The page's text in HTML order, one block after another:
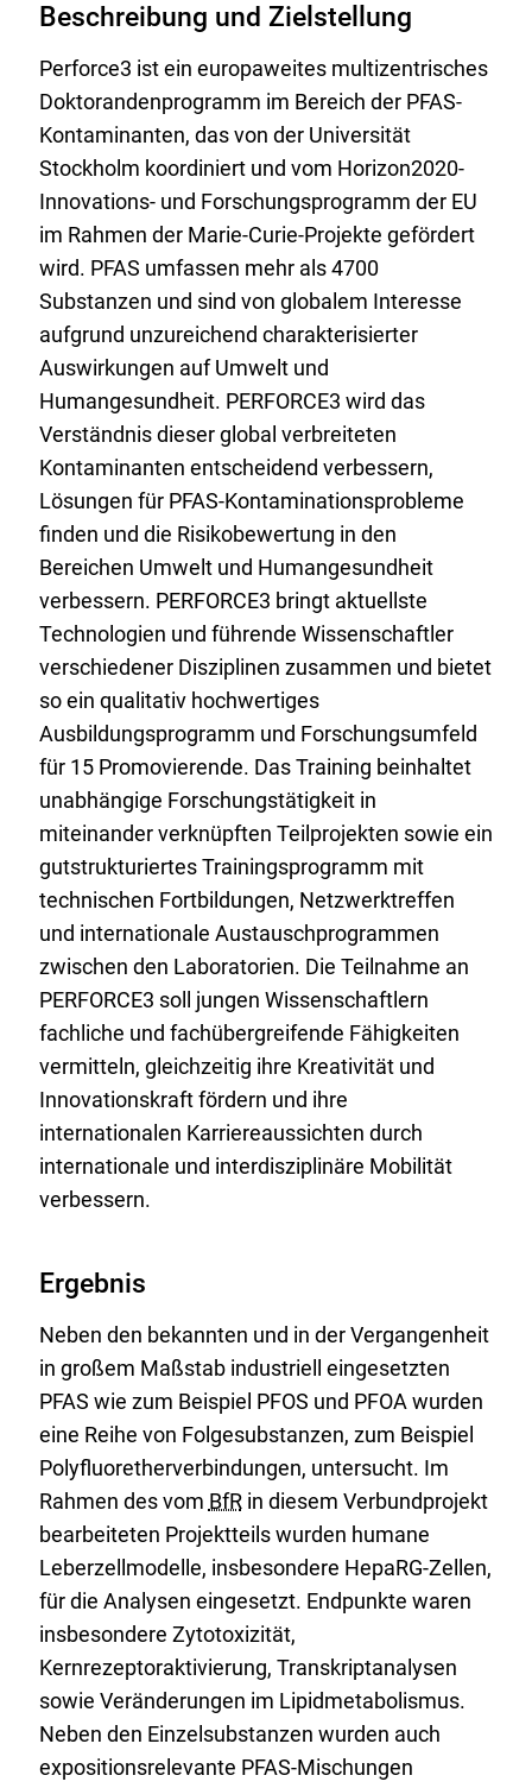
Beschreibung und Zielstellung
Perforce3 ist ein europaweites multizentrisches
Doktorandenprogramm im Bereich der PFAS-
Kontaminanten, das von der Universität
Stockholm koordiniert und vom Horizon2020-
Innovations- und Forschungsprogramm der EU
im Rahmen der Marie-Curie-Projekte gefördert
wird. PFAS umfassen mehr als 4700
Substanzen und sind von globalem Interesse
aufgrund unzureichend charakterisierter
Auswirkungen auf Umwelt und
Humangesundheit. PERFORCE3 wird das
Verständnis dieser global verbreiteten
Kontaminanten entscheidend verbessern,
Lösungen für PFAS-Kontaminationsprobleme
finden und die Risikobewertung in den
Bereichen Umwelt und Humangesundheit
verbessern. PERFORCE3 bringt aktuellste
Technologien und führende Wissenschaftler
verschiedener Disziplinen zusammen und bietet
so ein qualitativ hochwertiges
Ausbildungsprogramm und Forschungsumfeld
für 15 Promovierende. Das Training beinhaltet
unabhängige Forschungstätigkeit in
miteinander verknüpften Teilprojekten sowie ein
gutstrukturiertes Trainingsprogramm mit
technischen Fortbildungen, Netzwerktreffen
und internationale Austauschprogrammen
zwischen den Laboratorien. Die Teilnahme an
PERFORCE3 soll jungen Wissenschaftlern
fachliche und fachübergreifende Fähigkeiten
vermitteln, gleichzeitig ihre Kreativität und
Innovationskraft fördern und ihre
internationalen Karriereaussichten durch
internationale und interdisziplinäre Mobilität
verbessern.
Ergebnis
Neben den bekannten und in der Vergangenheit
in großem Maßstab industriell eingesetzten
PFAS wie zum Beispiel PFOS und PFOA wurden
eine Reihe von Folgesubstanzen, zum Beispiel
Polyfluoretherverbindungen, untersucht. Im
Rahmen des vom BfRin diesem Verbundprojekt
bearbeiteten Projektteils wurden humane
Leberzellmodelle, insbesondere HepaRG-Zellen,
für die Analysen eingesetzt. Endpunkte waren
insbesondere Zytotoxizität,
Kernrezeptoraktivierung, Transkriptanalysen
sowie Veränderungen im Lipidmetabolismus.
Neben den Einzelsubstanzen wurden auch
expositionsrelevante PFAS-Mischungen